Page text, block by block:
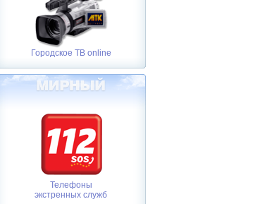
Городское ТВ online
Телефоны
экстренных служб